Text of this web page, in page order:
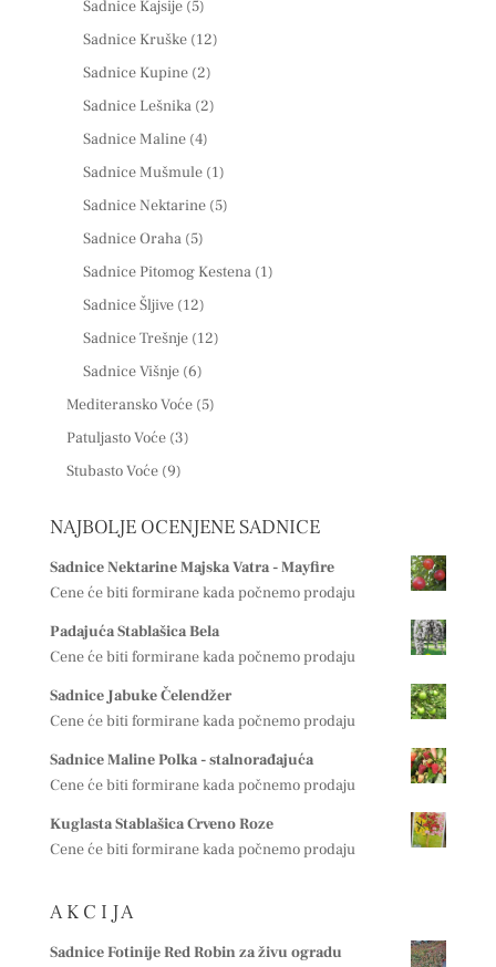
Sadnice Kajsije (5)
Sadnice Kruške (12)
Sadnice Kupine (2)
Sadnice Lešnika (2)
Sadnice Maline (4)
Sadnice Mušmule (1)
Sadnice Nektarine (5)
Sadnice Oraha (5)
Sadnice Pitomog Kestena (1)
Sadnice Šljive (12)
Sadnice Trešnje (12)
Sadnice Višnje (6)
Mediteransko Voće (5)
Patuljasto Voće (3)
Stubasto Voće (9)
NAJBOLJE OCENJENE SADNICE
Sadnice Nektarine Majska Vatra - Mayfire
Cene će biti formirane kada počnemo prodaju
Padajuća Stablašica Bela
Cene će biti formirane kada počnemo prodaju
Sadnice Jabuke Čelendžer
Cene će biti formirane kada počnemo prodaju
Sadnice Maline Polka - stalnorađajuća
Cene će biti formirane kada počnemo prodaju
Kuglasta Stablašica Crveno Roze
Cene će biti formirane kada počnemo prodaju
A K C I J A
Sadnice Fotinije Red Robin za živu ogradu